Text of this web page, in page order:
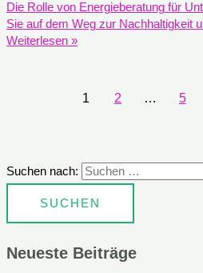
Die Rolle von Energieberatung für
Sie auf dem Weg zur Nachhaltigkeit
Weiterlesen »
1 2 … 5
Suchen nach:
Neueste Beiträge